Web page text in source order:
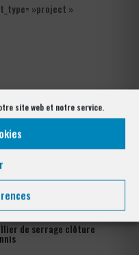
site web et notre service.
»project »
de serrage clôture